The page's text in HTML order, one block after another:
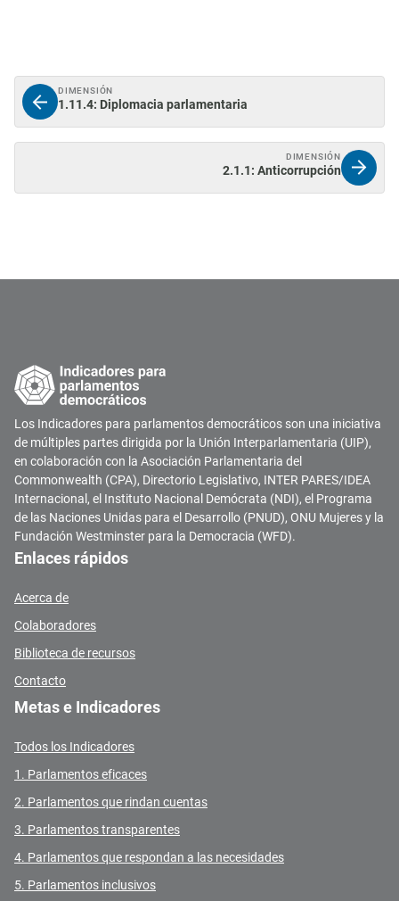
DIMENSIÓN
1.11.4: Diplomacia parlamentaria
DIMENSIÓN
2.1.1: Anticorrupción
Los Indicadores para parlamentos democráticos son una iniciativa
de múltiples partes dirigida por la Unión Interparlamentaria (UIP),
en colaboración con la Asociación Parlamentaria del
Commonwealth (CPA), Directorio Legislativo, INTER PARES/IDEA
Internacional, el Instituto Nacional Demócrata (NDI), el Programa
de las Naciones Unidas para el Desarrollo (PNUD), ONU Mujeres y la
Fundación Westminster para la Democracia (WFD).
Enlaces rápidos
Acerca de
Colaboradores
Biblioteca de recursos
Contacto
Metas e Indicadores
Todos los Indicadores
1. Parlamentos eficaces
2. Parlamentos que rindan cuentas
3. Parlamentos transparentes
4. Parlamentos que respondan a las necesidades
5. Parlamentos inclusivos